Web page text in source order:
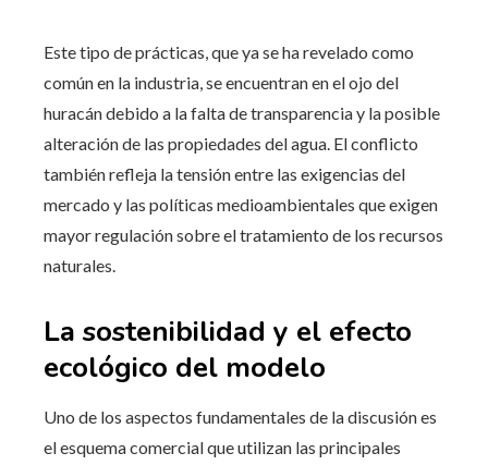
Este tipo de prácticas, que ya se ha revelado como
común en la industria, se encuentran en el ojo del
huracán debido a la falta de transparencia y la posible
alteración de las propiedades del agua. El conflicto
también refleja la tensión entre las exigencias del
mercado y las políticas medioambientales que exigen
mayor regulación sobre el tratamiento de los recursos
naturales.
La sostenibilidad y el efecto
ecológico del modelo
Uno de los aspectos fundamentales de la discusión es
el esquema comercial que utilizan las principales